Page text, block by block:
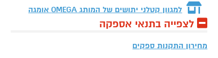
למגוון קטלני יתושים של המותג OMEGA אומגה
לצפייה בתנאי אספקה
מחירון התקנות ספקים